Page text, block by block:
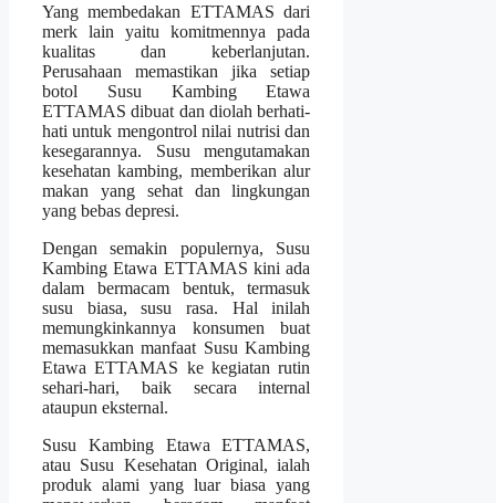
Yang membedakan ETTAMAS dari
merk lain yaitu komitmennya pada
kualitas dan keberlanjutan.
Perusahaan memastikan jika setiap
botol Susu Kambing Etawa
ETTAMAS dibuat dan diolah berhati-
hati untuk mengontrol nilai nutrisi dan
kesegarannya. Susu mengutamakan
kesehatan kambing, memberikan alur
makan yang sehat dan lingkungan
yang bebas depresi.
Dengan semakin populernya, Susu
Kambing Etawa ETTAMAS kini ada
dalam bermacam bentuk, termasuk
susu biasa, susu rasa. Hal inilah
memungkinkannya konsumen buat
memasukkan manfaat Susu Kambing
Etawa ETTAMAS ke kegiatan rutin
sehari-hari, baik secara internal
ataupun eksternal.
Susu Kambing Etawa ETTAMAS,
atau Susu Kesehatan Original, ialah
produk alami yang luar biasa yang